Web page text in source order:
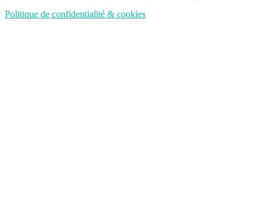
Politique de confidentialité & cookies